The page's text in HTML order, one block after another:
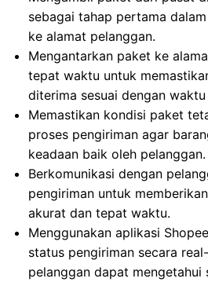
sebagai tahap pertama
ke alamat pelanggan.
Mengantarkan paket ke
tepat waktu untuk
diterima sesuai dengan
Memastikan kondisi paket
proses pengiriman agar
keadaan baik oleh pelanggan.
Berkomunikasi dengan
pengiriman untuk
akurat dan tepat waktu.
Menggunakan aplikasi
status pengiriman secara
pelanggan dapat mengetahui